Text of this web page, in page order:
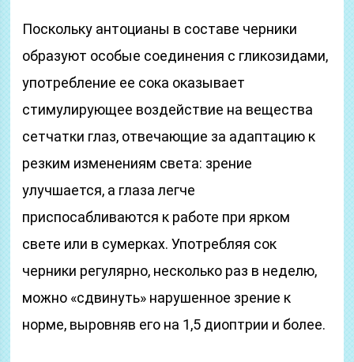
Поскольку антоцианы в составе черники
образуют особые соединения с гликозидами,
употребление ее сока оказывает
стимулирующее воздействие на вещества
сетчатки глаз, отвечающие за адаптацию к
резким изменениям света: зрение
улучшается, а глаза легче
приспосабливаются к работе при ярком
свете или в сумерках. Употребляя сок
черники регулярно, несколько раз в неделю,
можно «сдвинуть» нарушенное зрение к
норме, выровняв его на 1,5 диоптрии и более.